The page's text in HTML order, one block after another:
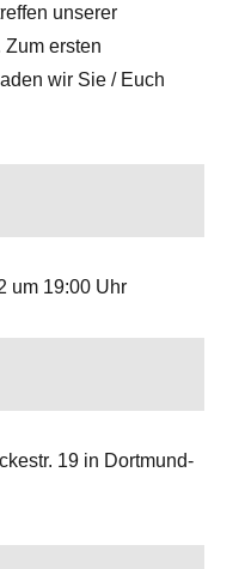
unserer
Zum ersten
wir Sie / Euch
um 19:00 Uhr
19 in Dortmund-